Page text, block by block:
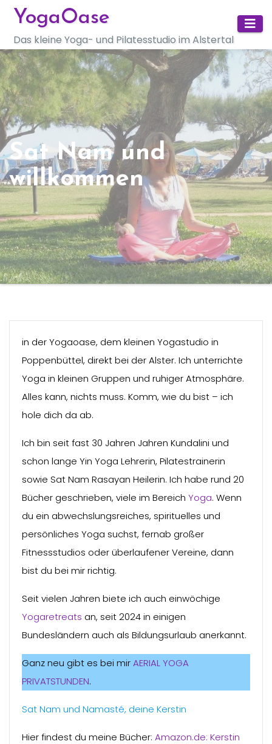
Zum
Inhalt
springen
YogaOase
Das kleine Yoga- und Pilatesstudio im Alstertal
Sat Nam und
willkommen
in der Yogaoase, dem kleinen Yogastudio in
Poppenbüttel, direkt bei der Alster. Ich unterrichte
Yoga in kleinen Gruppen und ruhiger Atmosphäre.
Alles kann, nichts muss. Komm, wie du bist – ich
hole dich da ab.
Ich bin seit fast 30 Jahren Jahren Kundalini und
schon lange Yin Yoga Lehrerin, Pilatestrainerin
sowie Sat Nam Rasayan Heilerin. Ich habe rund 20
Bücher geschrieben, viele im Bereich Yoga. Wenn
du ein abwechslungsreiches, spirituelles und
persönliches Yoga suchst, fernab großer
Fitnessstudios oder überlaufener Vereine, dann
bist du bei mir richtig.
Seit vielen Jahren biete ich auch einwöchige
Yogaretreats an, seit 2024 in einigen
Bundesländern auch als Bildungsurlaub anerkannt.
Ganz neu gibt es bei mirAERIAL YOGA
PRIVATSTUNDEN.
Sat Nam und Namasté, deine Kerstin
Hier findest du meine Bücher: Amazon.de: Kerstin